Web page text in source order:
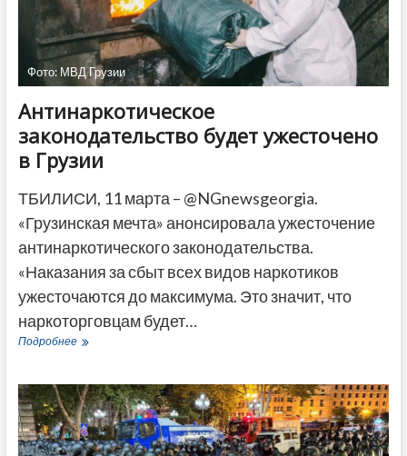
Фото: МВД Грузии
Антинаркотическое
законодательство будет ужесточено
в Грузии
ТБИЛИСИ, 11 марта – @NGnewsgeorgia.
«Грузинская мечта» анонсировала ужесточение
антинаркотического законодательства.
«Наказания за сбыт всех видов наркотиков
ужесточаются до максимума. Это значит, что
наркоторговцам будет…
ПодробнееАнтинаркотическое
ужесточено
в
Грузии